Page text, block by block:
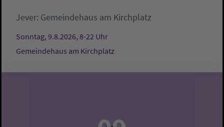
Jever: Gemeindehaus am Kirchplatz
Sonntag, 9.8.2026, 8-22 Uhr
Gemeindehaus am Kirchplatz